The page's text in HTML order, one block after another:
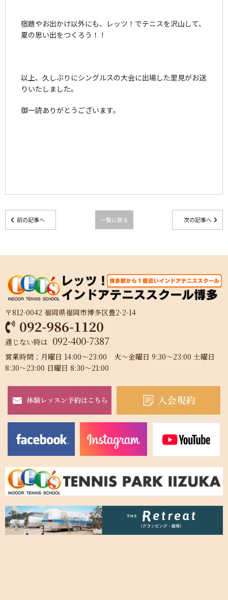
宿題やお出かけ以外にも、レッツ！でテニスを沢山して、
夏の思い出をつくろう！！
以上、久しぶりにシングルスの大会に出場した里見がお送
りいたしました。
御一読ありがとうございます。
前の記事へ 一覧に戻る 次の記事へ
〒812-0042 福岡県福岡市博多区豊2-2-14
通じない時は 092-400-7387
営業時間：月曜日 14:00～23:00 火～金曜日 9:30～23:00 土曜日
8:30～23:00 日曜日 8:30～21:00